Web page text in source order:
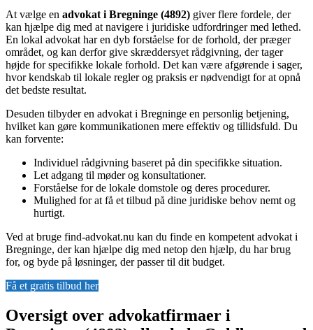
At vælge en advokat i Bregninge (4892) giver flere fordele, der
kan hjælpe dig med at navigere i juridiske udfordringer med lethed.
En lokal advokat har en dyb forståelse for de forhold, der præger
området, og kan derfor give skræddersyet rådgivning, der tager
højde for specifikke lokale forhold. Det kan være afgørende i sager,
hvor kendskab til lokale regler og praksis er nødvendigt for at opnå
det bedste resultat.
Desuden tilbyder en advokat i Bregninge en personlig betjening,
hvilket kan gøre kommunikationen mere effektiv og tillidsfuld. Du
kan forvente:
Individuel rådgivning baseret på din specifikke situation.
Let adgang til møder og konsultationer.
Forståelse for de lokale domstole og deres procedurer.
Mulighed for at få et tilbud på dine juridiske behov nemt og
hurtigt.
Ved at bruge find-advokat.nu kan du finde en kompetent advokat i
Bregninge, der kan hjælpe dig med netop den hjælp, du har brug
for, og byde på løsninger, der passer til dit budget.
Få et gratis tilbud her
Oversigt over advokatfirmaer i